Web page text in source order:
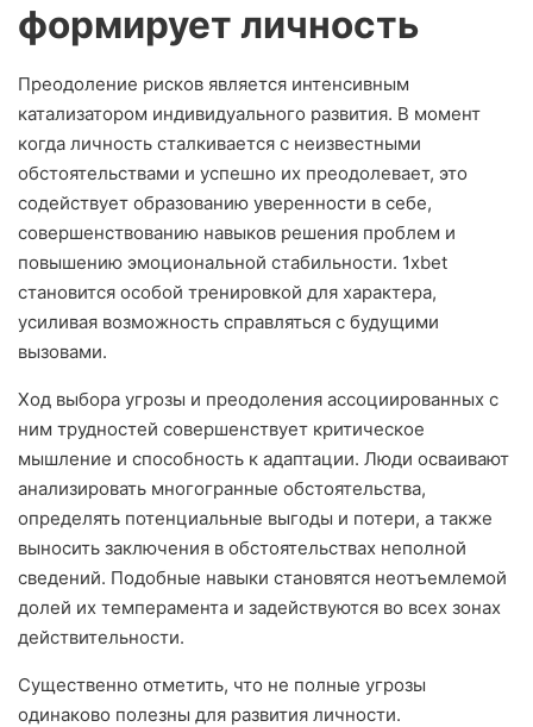
формирует личность
Преодоление рисков является интенсивным
катализатором индивидуального развития. В момент
когда личность сталкивается с неизвестными
обстоятельствами и успешно их преодолевает, это
содействует образованию уверенности в себе,
совершенствованию навыков решения проблем и
повышению эмоциональной стабильности. 1xbet
становится особой тренировкой для характера,
усиливая возможность справляться с будущими
вызовами.
Ход выбора угрозы и преодоления ассоциированных с
ним трудностей совершенствует критическое
мышление и способность к адаптации. Люди осваивают
анализировать многогранные обстоятельства,
определять потенциальные выгоды и потери, а также
выносить заключения в обстоятельствах неполной
сведений. Подобные навыки становятся неотъемлемой
долей их темперамента и задействуются во всех зонах
действительности.
Существенно отметить, что не полные угрозы
одинаково полезны для развития личности.